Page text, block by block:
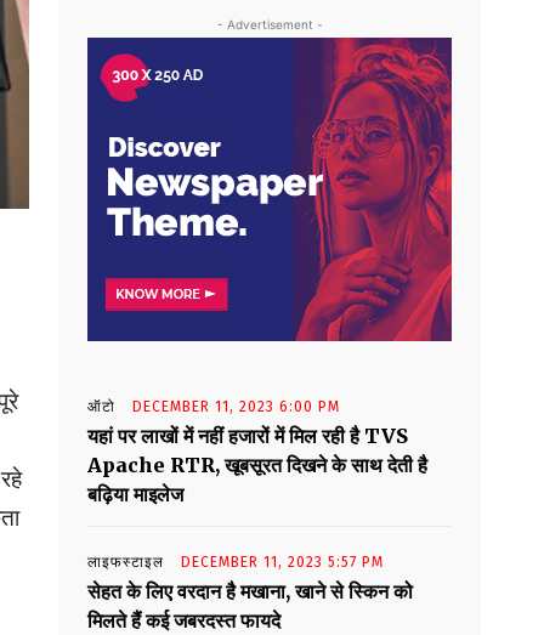
- Advertisement -
ऑटो DECEMBER 11, 2023 6:00 PM
यहां पर लाखों में नहीं हजारों में मिल रही है TVS
Apache RTR, खूबसूरत दिखने के साथ देती है
बढ़िया माइलेज
लाइफस्टाइल DECEMBER 11, 2023 5:57 PM
सेहत के लिए वरदान है मखाना, खाने से स्किन को
मिलते हैं कई जबरदस्त फायदे